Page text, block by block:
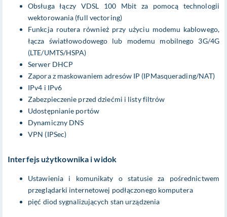
Obsługa łączy VDSL 100 Mbit za pomocą technologii
wektorowania (full vectoring)
Funkcja routera również przy użyciu modemu kablowego,
łącza światłowodowego lub modemu mobilnego 3G/4G
(LTE/UMTS/HSPA)
Serwer DHCP
Zapora z maskowaniem adresów IP (IPMasquerading/NAT)
IPv4 i IPv6
Zabezpieczenie przed dziećmi i listy filtrów
Udostępnianie portów
Dynamiczny DNS
VPN (IPSec)
Interfejs użytkownika i widok
Ustawienia i komunikaty o statusie za pośrednictwem
przeglądarki internetowej podłączonego komputera
pięć diod sygnalizujących stan urządzenia